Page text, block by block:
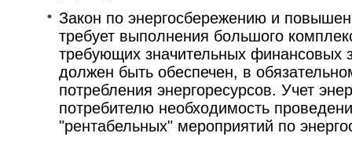
Закон по энергосбережению и
требует выполнения большого
требующих значительных финансовых
должен быть обеспечен, в
потребления энергоресурсов. Учет
потребителю необходимость
"рентабельных" мероприятий по